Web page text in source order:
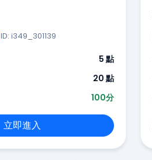
ID: i349_301139
5 點
20 點
100分
立即進入